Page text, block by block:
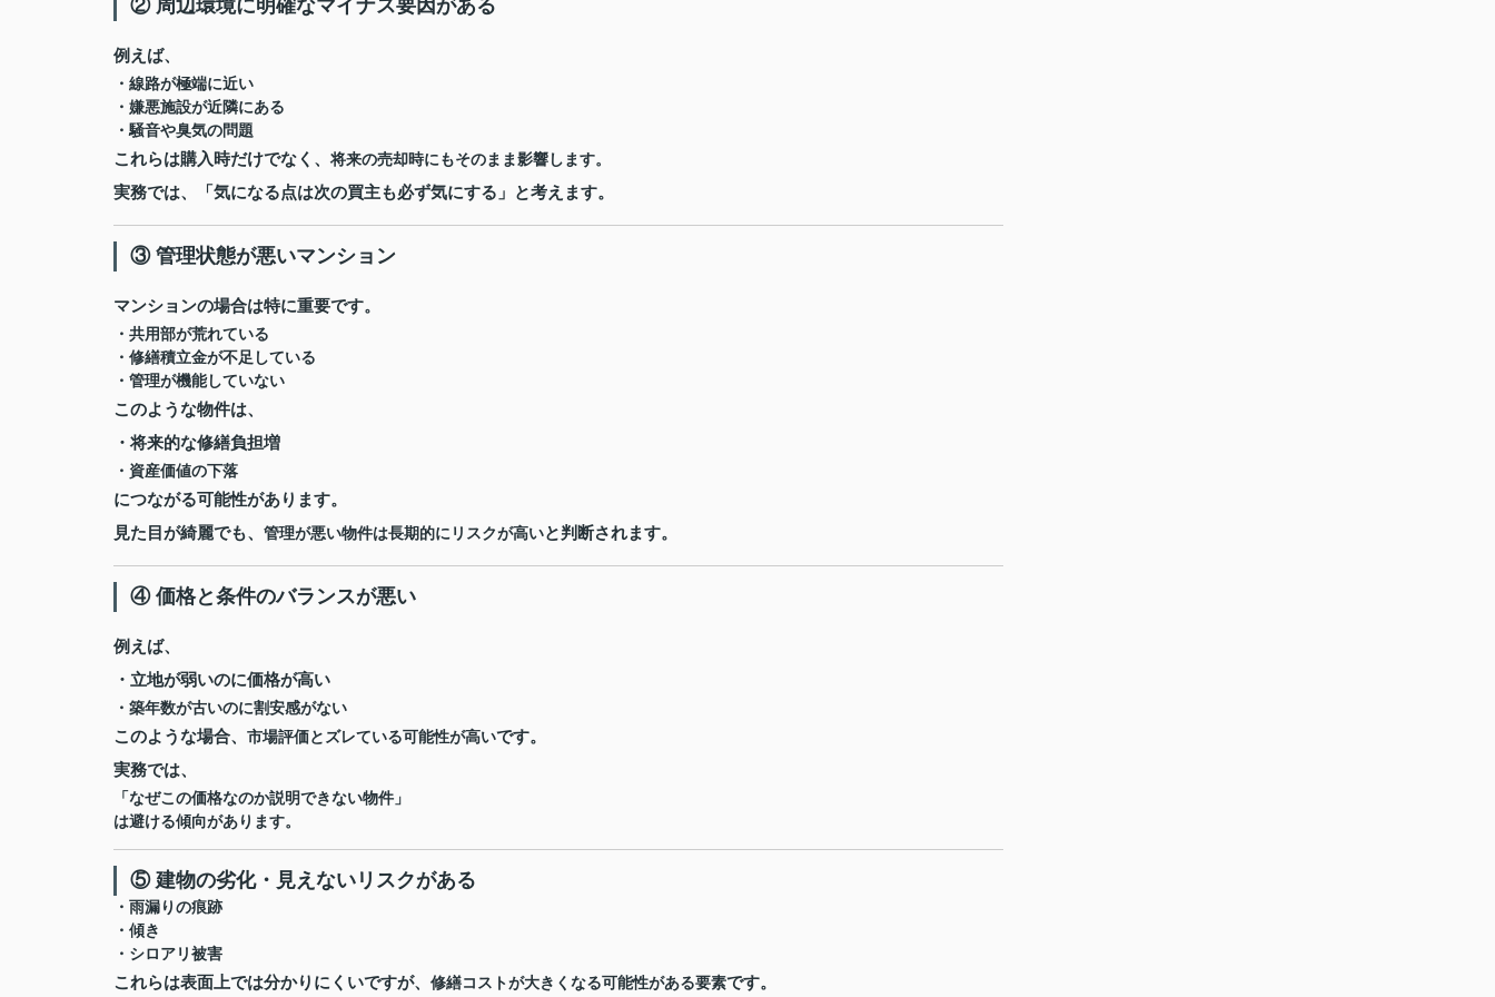
② 周辺環境に明確なマイナス要因がある
例えば、
・線路が極端に近い
・嫌悪施設が近隣にある
・騒音や臭気の問題
これらは購入時だけでなく、 将来の売却時にもそのまま影響します。
実務では、「気になる点は次の買主も必ず気にする」と考えます。
③ 管理状態が悪いマンション
マンションの場合は特に重要です。
・共用部が荒れている
・修繕積立金が不足している
・管理が機能していない
このような物件は、
・将来的な修繕負担増
・資産価値の下落
につながる可能性があります。
見た目が綺麗でも、 管理が悪い物件は長期的にリスクが高いと判断されます。
④ 価格と条件のバランスが悪い
例えば、
・立地が弱いのに価格が高い
・築年数が古いのに割安感がない
このような場合、 市場評価とズレている可能性が高いです。
実務では、
「なぜこの価格なのか説明できない物件」
は避ける傾向があります。
⑤ 建物の劣化・見えないリスクがある
・雨漏りの痕跡
・傾き
・シロアリ被害
これらは表面上では分かりにくいですが、 修繕コストが大きくなる可能性がある要素です。